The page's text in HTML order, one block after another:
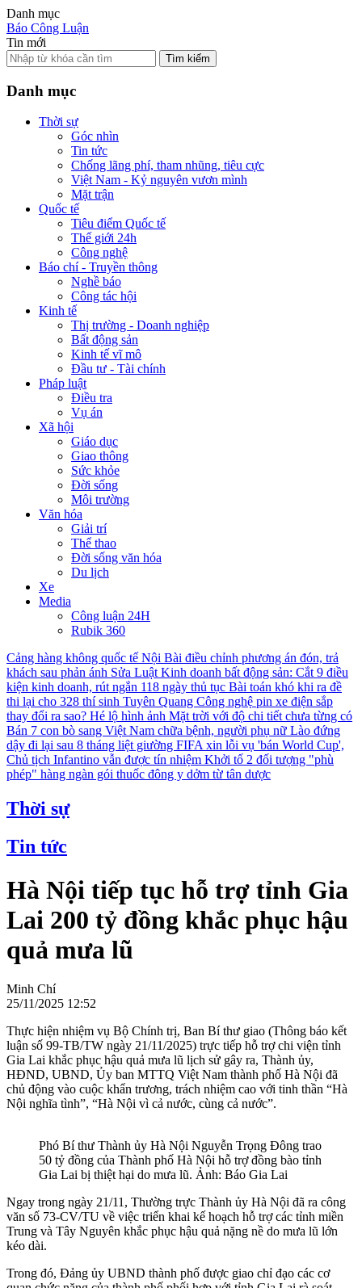
Danh mục
Báo Công Luận
Tin mới
Tìm kiếm
Danh mục
Thời sự
Góc nhìn
Tin tức
Chống lãng phí, tham nhũng, tiêu cực
Việt Nam - Kỷ nguyên vươn mình
Mặt trận
Quốc tế
Tiêu điểm Quốc tế
Thế giới 24h
Công nghệ
Báo chí - Truyền thông
Nghề báo
Công tác hội
Kinh tế
Thị trường - Doanh nghiệp
Bất động sản
Kinh tế vĩ mô
Đầu tư - Tài chính
Pháp luật
Điều tra
Vụ án
Xã hội
Giáo dục
Giao thông
Sức khỏe
Đời sống
Môi trường
Văn hóa
Giải trí
Thể thao
Đời sống văn hóa
Du lịch
Xe
Media
Công luận 24H
Rubik 360
Cảng hàng không quốc tế Nội Bài điều chỉnh phương án đón, trả
khách sau phản ánh Sửa Luật Kinh doanh bất động sản: Cắt 9 điều
kiện kinh doanh, rút ngắn 118 ngày thủ tục Bài toán khó khi ra đề
thi lại cho 328 thí sinh Tuyên Quang Công nghệ pin xe điện sắp
thay đổi ra sao? Hé lộ hình ảnh Mặt trời với độ chi tiết chưa từng có
Bán 7 con bò sang Việt Nam chữa bệnh, người phụ nữ Lào đứng
dậy đi lại sau 8 tháng liệt giường FIFA xin lỗi vụ 'bán World Cup',
Chủ tịch Infantino vẫn được tín nhiệm Khởi tố 2 đối tượng "phù
phép" hàng ngàn gói thuốc đông y dởm từ tân dược
Thời sự
Tin tức
Hà Nội tiếp tục hỗ trợ tỉnh Gia
Lai 200 tỷ đồng khắc phục hậu
quả mưa lũ
Minh Chí
25/11/2025 12:52
Thực hiện nhiệm vụ Bộ Chính trị, Ban Bí thư giao (Thông báo kết
luận số 99-TB/TW ngày 21/11/2025) trực tiếp hỗ trợ chi viện tỉnh
Gia Lai khắc phục hậu quả mưa lũ lịch sử gây ra, Thành ủy,
HĐND, UBND, Ủy ban MTTQ Việt Nam thành phố Hà Nội đã
chủ động vào cuộc khẩn trương, trách nhiệm cao với tinh thần “Hà
Nội nghĩa tình”, “Hà Nội vì cả nước, cùng cả nước”.
Phó Bí thư Thành ủy Hà Nội Nguyễn Trọng Đông trao
50 tỷ đồng của Thành phố Hà Nội hỗ trợ đồng bào tỉnh
Gia Lai bị thiệt hại do mưa lũ. Ảnh: Báo Gia Lai
Ngay trong ngày 21/11, Thường trực Thành ủy Hà Nội đã ra công
văn số 73-CV/TU về việc triển khai kế hoạch hỗ trợ các tỉnh miền
Trung và Tây Nguyên khắc phục hậu quả nặng nề do mưa lũ lớn
kéo dài.
Trong đó, Đảng ủy UBND thành phố được giao chỉ đạo các cơ